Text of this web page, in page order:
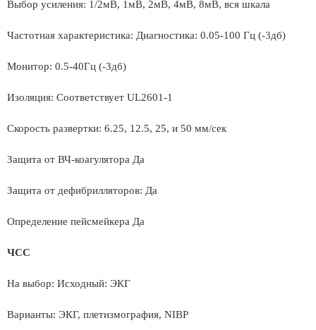
Выбор усиления: 1/2мВ, 1мВ, 2мВ, 4мВ, 8мВ, вся шкала
Частотная характеристика: Диагностика: 0.05-100 Гц (-3дб)
Монитор: 0.5-40Гц (-3дб)
Изоляция: Соответствует UL2601-1
Скорость развертки: 6.25, 12.5, 25, и 50 мм/сек
Защита от ВЧ-коагулятора Да
Защита от дефибрилляторов: Да
Определение пейсмейкера Да
ЧСС
На выбор: Исходный: ЭКГ
Варианты: ЭКГ, плетизмография, NIBP